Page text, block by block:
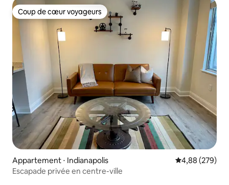
Coup de cœur voyageurs
Coup de cœur voyageurs
Appartement ⋅ Indianapolis Évaluation
4,88 (279)
Escapade privée en centre-ville